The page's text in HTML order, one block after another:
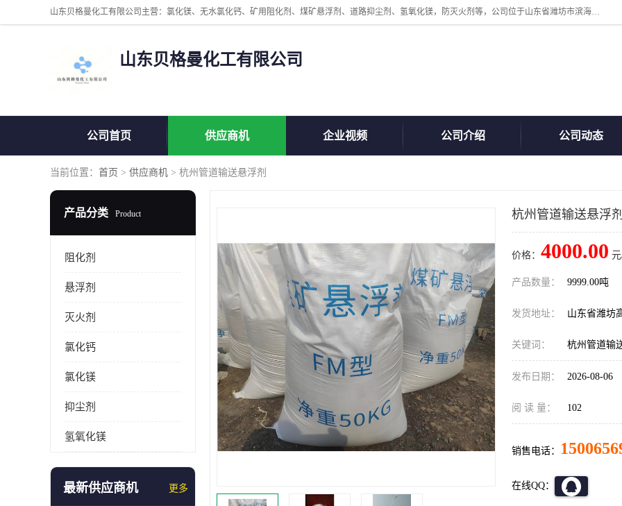
山东贝格曼化工有限公司主营：氯化镁、无水氯化钙、矿用阻化剂、煤矿悬浮剂、道路抑尘剂、氢氧化镁，防灭火剂等，公司位于山东省潍坊市滨海经济开发区,是专业从事对各种精细化工集研究、开发、制造于一体的现代化大型跨境化工企业，公司本着诚信经营、给每一位客户提供专业服务。
山东贝格曼化工有限公司
公司首页 供应商机 企业视频 公司介绍 公司动态
当前位置： 首页 > 供应商机 > 杭州管道输送悬浮剂
产品分类 Product
阻化剂
悬浮剂
灭火剂
氯化钙
氯化镁
抑尘剂
氢氧化镁
最新供应商机 更多
杭州管道输送悬浮
价格： 4000.00
产品数量： 9999.00吨
发货地址： 山东省潍坊
关键词： 杭州管道输
发布日期： 2026-08-06
阅 读 量： 102
销售电话：
在线QQ：